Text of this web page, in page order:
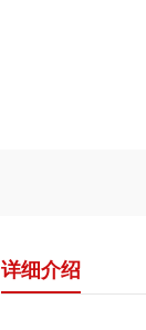
详细介绍